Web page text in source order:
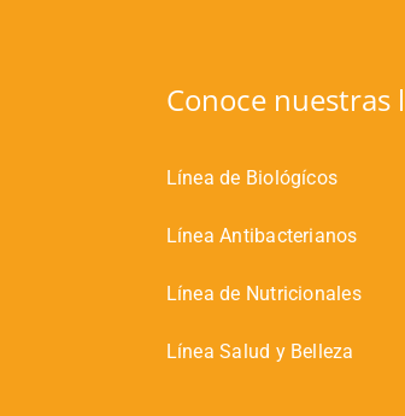
Conoce nuestras
Línea de Biológícos
Línea Antibacterianos
Línea de Nutricionales
Línea Salud y Belleza